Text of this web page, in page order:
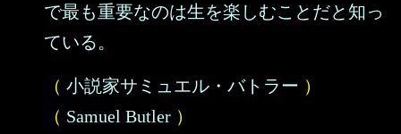
で最も重要なのは生を楽しむことだと知っ
ている。
（ 小説家サミュエル・バトラー ）
（ Samuel Butler ）